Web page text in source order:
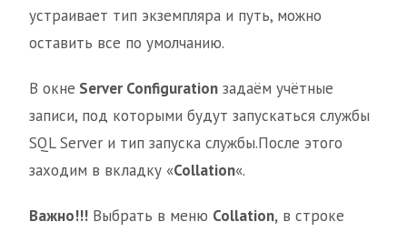
устраивает тип экземпляра и путь, можно
оставить все по умолчанию.
В окне Server Configuration задаём учётные
записи, под которыми будут запускаться службы
SQL Server и тип запуска службы.После этого
заходим в вкладку «Collation«.
Важно!!! Выбрать в меню Collation, в строке